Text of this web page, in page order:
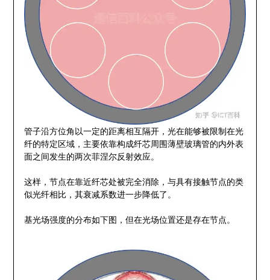
管子沿方位角以一定的距离相互隔开，光在能够被限制在光
纤的特定区域，主要依靠构成纤芯周围薄壁玻璃管的内外表
面之间发生的两次菲涅尔反射效应。
这样，节点在靠近纤芯处被完全消除，与具有接触节点的类
似光纤相比，其衰减系数进一步降低了。
基光场强度的分布如下图，但在光场位置还是存在节点。